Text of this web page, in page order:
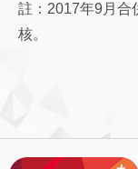
註：2017年9月合
核。